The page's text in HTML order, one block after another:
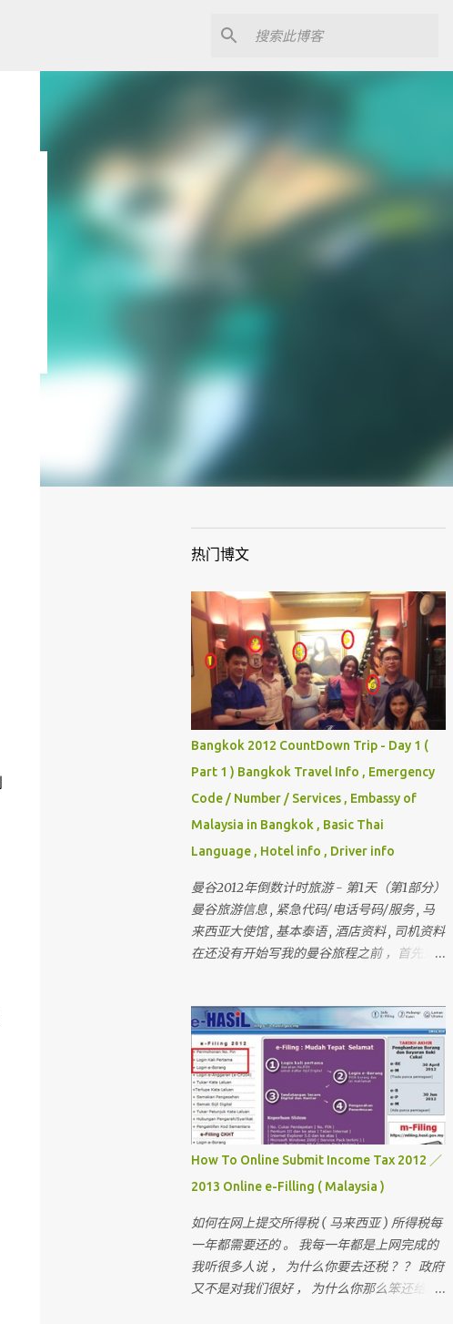
热门博文
Bangkok 2012 CountDown Trip - Day 1 (
Part 1 ) Bangkok Travel Info , Emergency
Code / Number / Services , Embassy of
Malaysia in Bangkok , Basic Thai
Language , Hotel info , Driver info
曼谷2012年倒数计时旅游 - 第1天（第1部分）
曼谷旅游信息 , 紧急代码/电话号码/服务 , 马
来西亚大使馆 , 基本泰语 , 酒店资料 , 司机资料
在还没有开始写我的曼谷旅程之前 ，首先先
， 欢迎你们来作客 首先要介绍这次曼谷的“团
员”和说明关于曼谷的某些东西 我一直有带朋
友出国玩 （ 但我不是导游 ） 最多的一次是带
十六个人 。 这次是七个人 （ 包括我 ）
但。。。对我来说 ， 这次是最困难的一次 。
为什么？？？？ 看看相片先 。
How To Online Submit Income Tax 2012 ／
2013 Online e-Filling ( Malaysia )
如何在网上提交所得税 ( 马来西亚 ) 所得税每
一年都需要还的 。 我每一年都是上网完成的
我听很多人说 ， 为什么你要去还税 ？？ 政府
又不是对我们很好 ， 为什么你那么笨还给政